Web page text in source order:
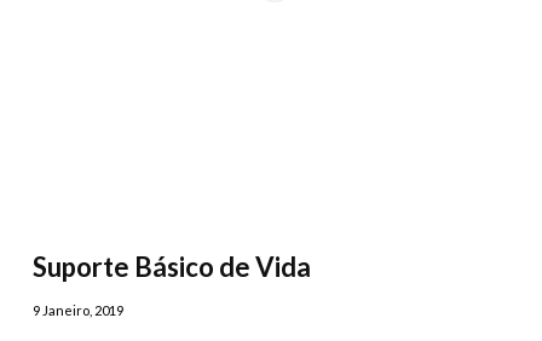
Suporte Básico de Vida
9 Janeiro, 2019